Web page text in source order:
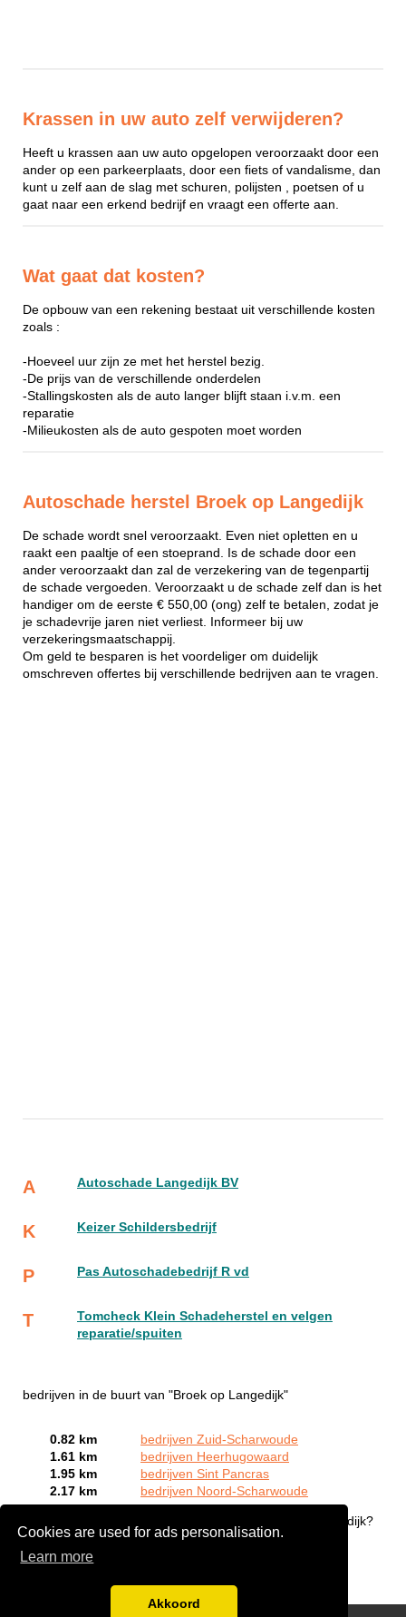
Cookies are used for ads personalisation.
Learn more
Akkoord
Krassen in uw auto zelf verwijderen?
Heeft u krassen aan uw auto opgelopen veroorzaakt door een
ander op een parkeerplaats, door een fiets of vandalisme, dan
kunt u zelf aan de slag met schuren, polijsten , poetsen of u
gaat naar een erkend bedrijf en vraagt een offerte aan.
Wat gaat dat kosten?
De opbouw van een rekening bestaat uit verschillende kosten
zoals :
-Hoeveel uur zijn ze met het herstel bezig.
-De prijs van de verschillende onderdelen
-Stallingskosten als de auto langer blijft staan i.v.m. een
reparatie
-Milieukosten als de auto gespoten moet worden
Autoschade herstel Broek op Langedijk
De schade wordt snel veroorzaakt. Even niet opletten en u
raakt een paaltje of een stoeprand. Is de schade door een
ander veroorzaakt dan zal de verzekering van de tegenpartij
de schade vergoeden. Veroorzaakt u de schade zelf dan is het
handiger om de eerste € 550,00 (ong) zelf te betalen, zodat je
je schadevrije jaren niet verliest. Informeer bij uw
verzekeringsmaatschappij.
Om geld te besparen is het voordeliger om duidelijk
omschreven offertes bij verschillende bedrijven aan te vragen.
A Autoschade Langedijk BV
K Keizer Schildersbedrijf
P Pas Autoschadebedrijf R vd
T
Tomcheck Klein Schadeherstel en velgen
reparatie/spuiten
bedrijven in de buurt van "Broek op Langedijk"
0.82 km
bedrijven Zuid-Scharwoude
1.61 km
bedrijven Heerhugowaard
1.95 km
bedrijven Sint Pancras
2.17 km
bedrijven Noord-Scharwoude
Bent of kent u een autoschade expert in Broek op Langedijk?
Meld een bedrijf gratis aan